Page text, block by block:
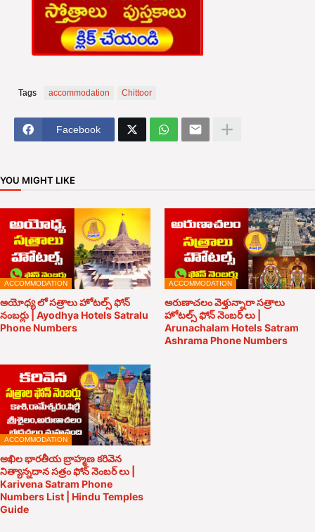
Tags accommodation Chittoor
Facebook
YOU MIGHT LIKE
ACCOMMODATION
అయోధ్య లో సత్రాలు హోటల్స్ ఫోన్
నంబర్లు | Ayodhya Hotels Satralu
Phone Numbers
ACCOMMODATION
అరుణాచలం వెళ్తున్నారా సత్రాలు
హోటల్స్ ఫోన్ నెంబర్ లు |
Arunachalam Hotels Satram
Ashrama Phone Numbers
ACCOMMODATION
అఖిల భారతీయ బ్రాహ్మణ కరివెన
నిత్యాన్నదాన సత్రం ఫోన్ నెంబర్ లు |
Karivena Satram Phone
Numbers List | Hindu Temples
Guide